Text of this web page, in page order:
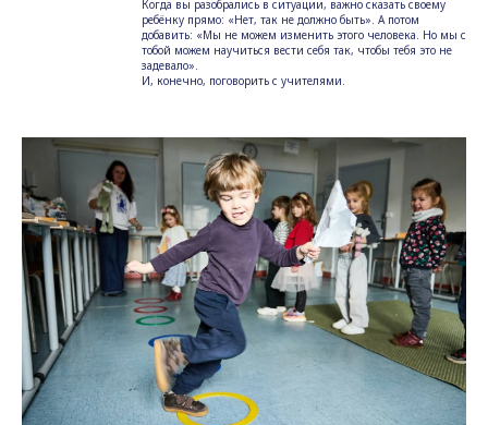
Когда вы разобрались в ситуации, важно сказать своему
ребёнку прямо: «Нет, так не должно быть». А потом
добавить: «Мы не можем изменить этого человека. Но мы с
тобой можем научиться вести себя так, чтобы тебя это не
задевало».
И, конечно, поговорить с учителями.